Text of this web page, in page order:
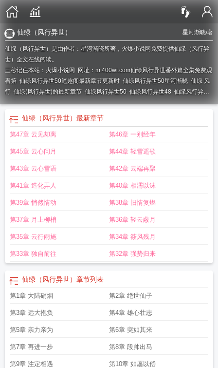
星河渐晓/著
仙绿（风行异世）
仙绿（风行异世）是由作者：星河渐晓所著，火爆小说网免费提供仙绿（风行异
世）全文在线阅读。
三秒记住本站：火爆小说网 网址：m.400wi.com仙绿风行异世番外篇全集免费观
看第 仙绿风行异世50笔趣阁最新章节更新时 仙绿风行异世50星河渐晓 仙绿 风
行 仙绿(风行异世)的最新章节 仙绿风行异世50 仙绿风行异世48 仙绿风行异世
贴吧仙绿(风行异世)最新章节_星河渐晓新仙绿风行异世番外篇最新章节更
仙绿风行异世 星河渐晓 仙绿风行异世47
最 仙绿(风行异世)
仙绿（风行异世） 最新章节
第47章 云见却离 第46章 一别经年
第45章 云心问月 第44章 轻雪遥歌
第43章 云心雪语 第42章 云端再聚
第41章 造化弄人 第40章 相濡以沫
第39章 悄然情动 第38章 旧情复燃
第37章 月上柳梢 第36章 轻云蔽月
第35章 云行雨施 第34章 筱风残月
第33章 独自前往 第32章 强势归来
仙绿（风行异世） 章节列表
第1章 大陆硝烟 第2章 绝世仙子
第3章 远大抱负 第4章 雄心壮志
第5章 亲力亲为 第6章 突如其来
第7章 再进一步 第8章 段帅出马
第9章 注定相遇 第10章 如愿以偿